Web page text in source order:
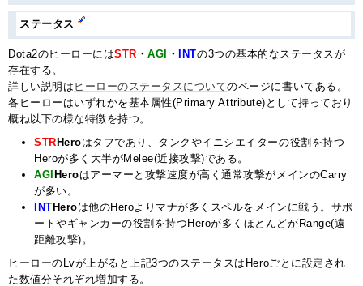
ステータス
Dota2のヒーローにはSTR ・AGI ・INTの3つの基本的なステータスが
存在する。
詳しい説明は ヒーローのステータスについてのページに書いてある。
各ヒーローはいずれかを基本属性(Primary Attribute)として持っており
概ね以下の様な特徴を持つ。
STR Heroはタフであり、タンクやイニシエイターの役割を持つ
Heroが多く大半がMelee(近接攻撃)である。
AGI Heroはアーマーと攻撃速度が高く通常攻撃がメインのCarry
が多い。
INT Heroは他のHeroよりマナが多くスペルをメインに戦う。サポ
ートやギャンカーの役割を持つHeroが多くほとんどがRange(遠
距離攻撃)。
ヒーローのLvが上がると上記3つのステータスはHeroごとに設定され
た数値分それぞれ増加する。